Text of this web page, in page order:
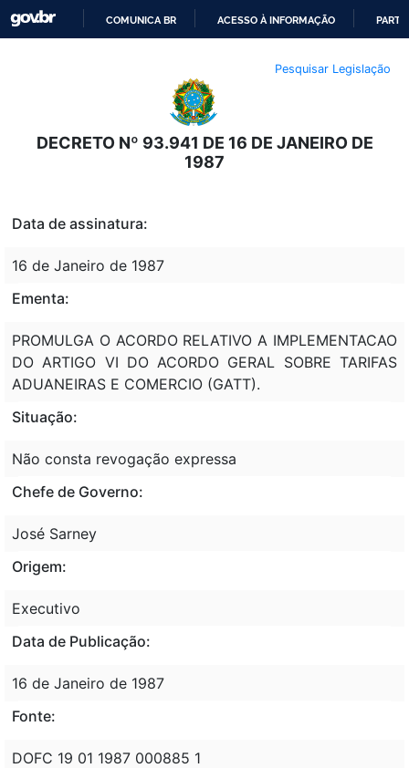
O
CONTEÚDO
COMUNICA BR ACESSO À INFORMAÇÃO
Pesquisar Legislação
DECRETO Nº 93.941 DE 16 DE JANEIRO DE
1987
Data de assinatura:
16 de Janeiro de 1987
Ementa:
PROMULGA O ACORDO RELATIVO A IMPLEMENTACAO
DO ARTIGO VI DO ACORDO GERAL SOBRE TARIFAS
ADUANEIRAS E COMERCIO (GATT).
Situação:
Não consta revogação expressa
Chefe de Governo:
José Sarney
Origem:
Executivo
Data de Publicação:
16 de Janeiro de 1987
Fonte:
DOFC 19 01 1987 000885 1